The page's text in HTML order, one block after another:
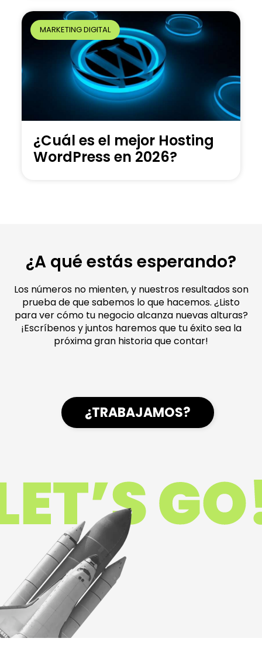
MARKETING DIGITAL
¿Cuál es el mejor Hosting
WordPress en 2026?
¿A qué estás esperando?
Los números no mienten, y nuestros resultados son
prueba de que sabemos lo que hacemos. ¿Listo
para ver cómo tu negocio alcanza nuevas alturas?
¡Escríbenos y juntos haremos que tu éxito sea la
próxima gran historia que contar!
¿TRABAJAMOS?